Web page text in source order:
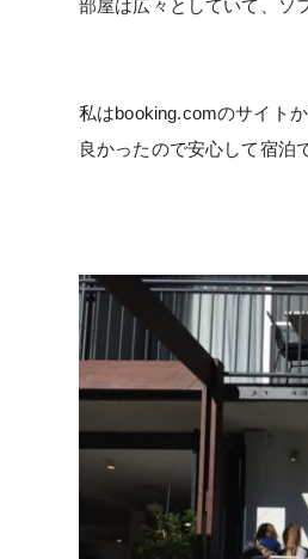
部屋は広々としていて、ソ
私はbooking.comのサイト
良かったので安心して宿泊